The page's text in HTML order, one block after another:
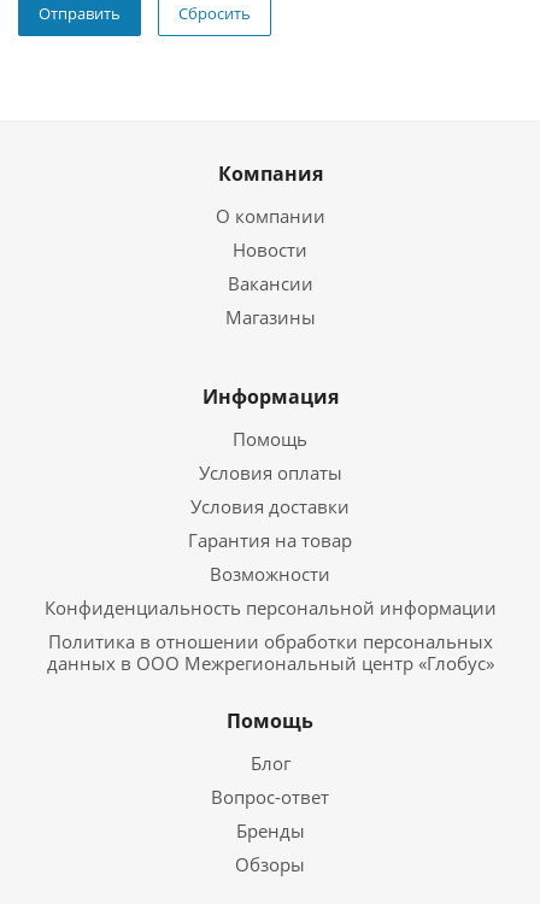
Сбросить
Компания
О компании
Новости
Вакансии
Магазины
Информация
Помощь
Условия оплаты
Условия доставки
Гарантия на товар
Возможности
Конфиденциальность персональной информации
Политика в отношении обработки персональных
данных в ООО Межрегиональный центр «Глобус»
Помощь
Блог
Вопрос-ответ
Бренды
Обзоры